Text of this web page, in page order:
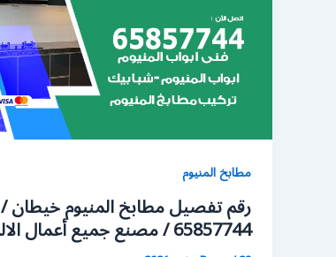
مطابخ المنيوم
رقم تفصيل مطابخ المنيوم خيطان /
65857744 / مصنع جميع أعمال الالمنيوم